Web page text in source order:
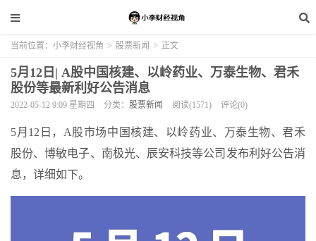
当前位置： 小李财经视角 > 股票新闻 > 正文
5月12日| A股中国核建、以岭药业、万泰生物、君禾
股份等最新利好公告消息
2022-05-12 9:09 星期四 分类： 股票新闻 阅读(1571) 评论(0)
5月12日，A股市场中国核建、以岭药业、万泰生物、君禾
股份、博敏电子、南极光、辰安科技等公司发布利好公告消
息，详细如下。